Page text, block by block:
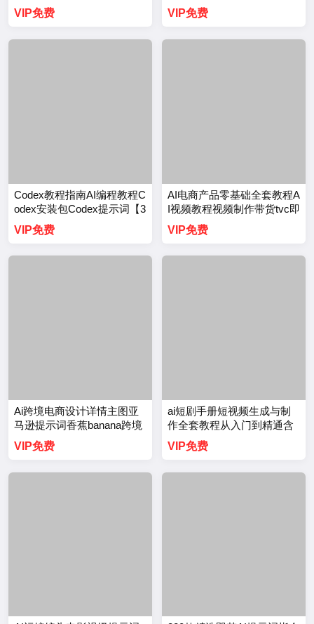
0期】
VIP免费
教程视频Codex教程课程【3
716期】
VIP免费
Codex教程指南AI编程教程C
odex安装包Codex提示词【3
709期】
VIP免费
AI电商产品零基础全套教程A
I视频教程视频制作带货tvc即
梦AI【3693期】
VIP免费
Ai跨境电商设计详情主图亚
马逊提示词香蕉banana跨境
电商海报指令文档【3686
期】
VIP免费
ai短剧手册短视频生成与制
作全套教程从入门到精通含
即梦ai教程短剧资料【3671
期】
VIP免费